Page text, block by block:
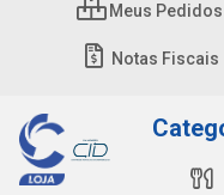
Meus Pedidos
Notas Fiscais